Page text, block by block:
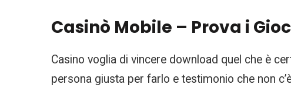
Casinò Mobile – Prova i
Casino voglia di vincere download quel che è
persona giusta per farlo e testimonio che non